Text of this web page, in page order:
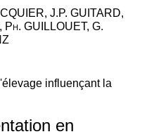
J.P. GUITARD,
GUILLOUET, G.
influençant la
en